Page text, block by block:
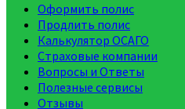
Оформить полис
Продлить полис
Калькулятор ОСАГО
Страховые компании
Вопросы и Ответы
Полезные сервисы
Отзывы